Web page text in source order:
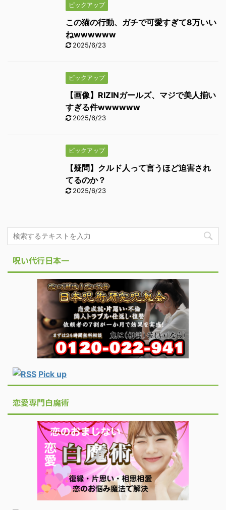
ピックアップ
この猫の行動、ガチで可愛すぎて8万いい
ねwwwwww
2025/6/23
ピックアップ
【画像】RIZINガールズ、マジで美人揃い
すぎる件wwwwww
2025/6/23
ピックアップ
【疑問】クルド人って言うほど迫害され
てるのか？
2025/6/23
呪い代行日本一
Pick up
恋愛専門白魔術